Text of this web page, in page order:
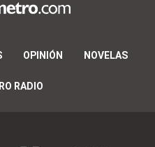
OPINIÓN NOVELAS
RADIO